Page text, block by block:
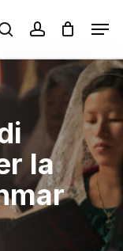
searchaccount
la
Menu